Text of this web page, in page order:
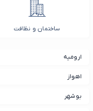
ساختمان و نظافت
ارومیه
اهواز
بوشهر